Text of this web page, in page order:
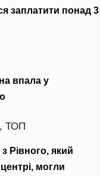
заплатити понад 3
впала у
ТОП
Рівного, який
могли